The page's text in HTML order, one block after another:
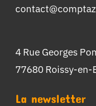
4 Rue Georges
77680 Roissy-en-
La newsletter